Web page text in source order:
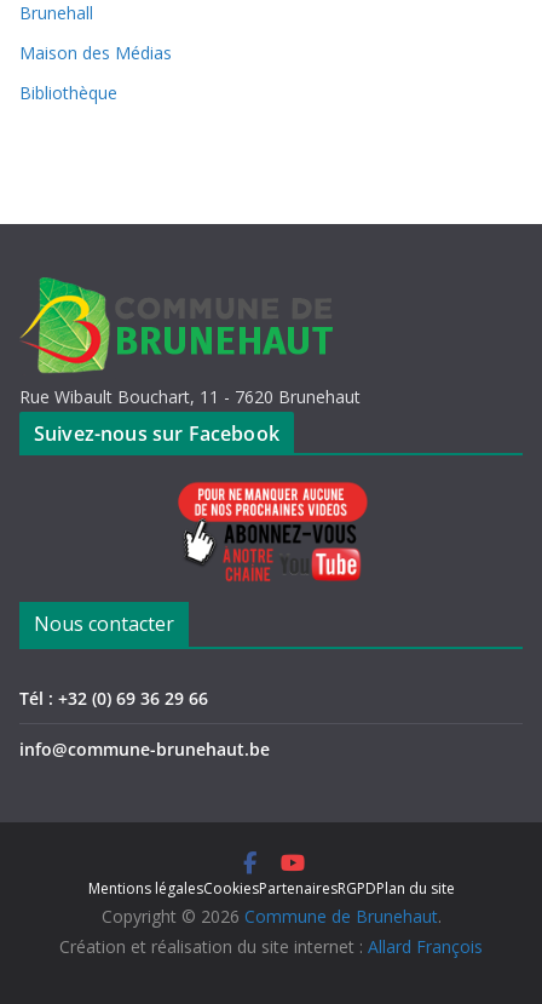
Brunehall
Maison des Médias
Bibliothèque
Rue Wibault Bouchart, 11 - 7620 Brunehaut
Suivez-nous sur Facebook
Nous contacter
Tél : +32 (0) 69 36 29 66
info@commune-brunehaut.be
Mentions légalesCookiesPartenairesRGPDPlan du site
Copyright © 2026 Commune de Brunehaut.
Création et réalisation du site internet : Allard François